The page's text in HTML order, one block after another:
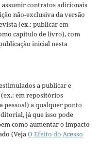
contratos adicionais
não-exclusiva da versão
(ex.: publicar em
capítulo de livro), com
inicial nesta
a publicar e
em repositórios
pessoal) a qualquer ponto
já que isso pode
como aumentar o impacto
(VejaO Efeito do Acesso